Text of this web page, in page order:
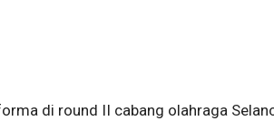
di round II cabang olahraga